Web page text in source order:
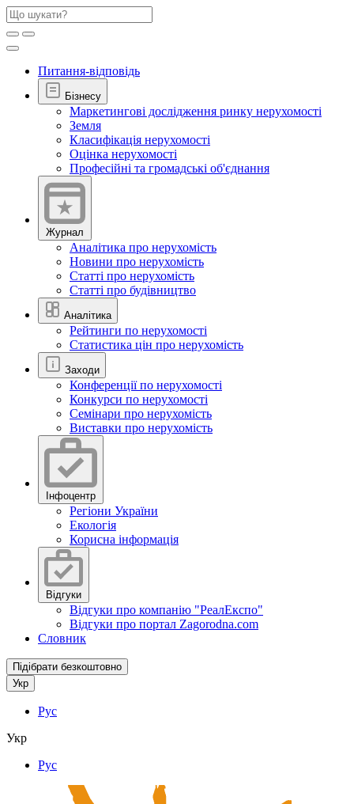
Питання-відповідь
Бізнесу
Маркетингові дослідження ринку нерухомості
Земля
Класифікація нерухомості
Оцінка нерухомості
Професійні та громадські об'єднання
Журнал
Аналітика про нерухомість
Новини про нерухомість
Статті про нерухомість
Статті про будівництво
Аналітика
Рейтинги по нерухомості
Статистика цін про нерухомість
Заходи
Конференції по нерухомості
Конкурси по нерухомості
Семінари про нерухомість
Виставки про нерухомість
Інфоцентр
Регіони України
Екологія
Корисна інформація
Відгуки
Відгуки про компанію "РеалЕкспо"
Відгуки про портал Zagorodna.com
Словник
Підібрати безкоштовно
Укр
Рус
Укр
Рус